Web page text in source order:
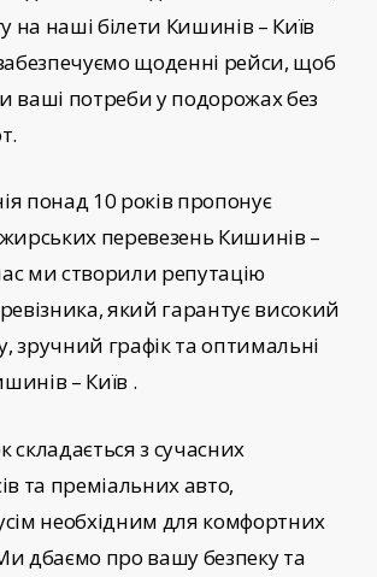
на нашібілети Кишинів – Київ
щоденні рейси, щоб
ваші потреби у подорожах без
понад 10 років пропонує
перевезень Кишинів –
ми створили репутацію
який гарантує високий
зручний графік та оптимальні
– Київ .
з сучасних
та преміальних авто,
необхідним для комфортних
дбаємо про вашу безпеку та